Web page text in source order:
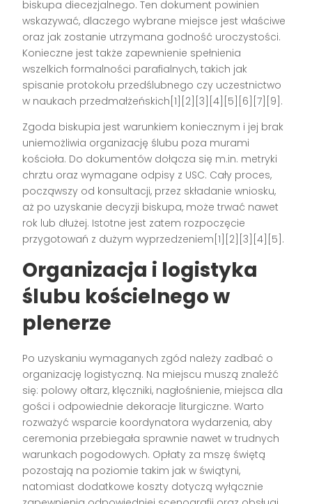
biskupa diecezjalnego. Ten dokument powinien
wskazywać, dlaczego wybrane miejsce jest właściwe
oraz jak zostanie utrzymana godność uroczystości.
Konieczne jest także zapewnienie spełnienia
wszelkich formalności parafialnych, takich jak
spisanie protokołu przedślubnego czy uczestnictwo
w naukach przedmałżeńskich[1][2][3][4][5][6][7][9].
Zgoda biskupia jest warunkiem koniecznym i jej brak
uniemożliwia organizację ślubu poza murami
kościoła. Do dokumentów dołącza się m.in. metryki
chrztu oraz wymagane odpisy z USC. Cały proces,
począwszy od konsultacji, przez składanie wniosku,
aż po uzyskanie decyzji biskupa, może trwać nawet
rok lub dłużej. Istotne jest zatem rozpoczęcie
przygotowań z dużym wyprzedzeniem[1][2][3][4][5].
Organizacja i logistyka
ślubu kościelnego w
plenerze
Po uzyskaniu wymaganych zgód należy zadbać o
organizację logistyczną. Na miejscu muszą znaleźć
się: polowy ołtarz, klęczniki, nagłośnienie, miejsca dla
gości i odpowiednie dekoracje liturgiczne. Warto
rozważyć wsparcie koordynatora wydarzenia, aby
ceremonia przebiegała sprawnie nawet w trudnych
warunkach pogodowych. Opłaty za mszę świętą
pozostają na poziomie takim jak w świątyni,
natomiast dodatkowe koszty dotyczą wyłącznie